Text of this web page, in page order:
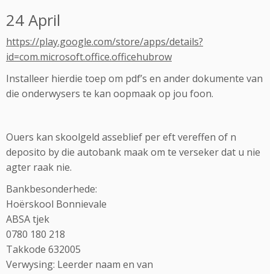
24 April
https://play.google.com/store/apps/details?
id=com.microsoft.office.officehubrow
Installeer hierdie toep om pdf’s en ander dokumente van
die onderwysers te kan oopmaak op jou foon.
Ouers kan skoolgeld asseblief per eft vereffen of n
deposito by die autobank maak om te verseker dat u nie
agter raak nie.
Bankbesonderhede:
Hoërskool Bonnievale
ABSA tjek
0780 180 218
Takkode 632005
Verwysing: Leerder naam en van